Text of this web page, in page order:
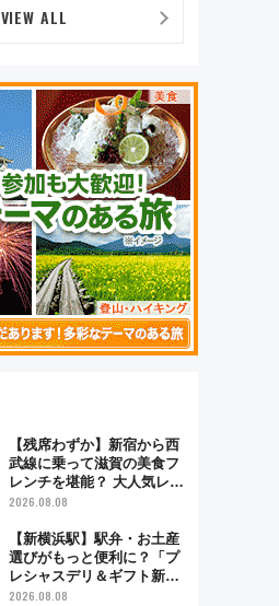
VIEW ALL
【残席わずか】新宿から西
武線に乗って滋賀の美食フ
レンチを堪能？ 大人気レス
トラン列車「52席の至福」
の特別コラボ
2026.08.08
【新横浜駅】駅弁・お土産
選びがもっと便利に？「プ
レシャスデリ＆ギフト新横
浜」がオープン 場所や営
2026.08.08